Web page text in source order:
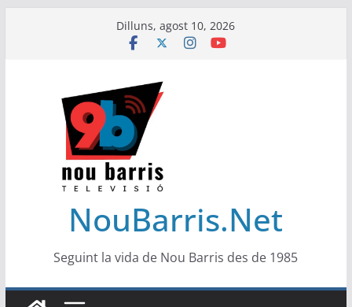
Dilluns, agost 10, 2026
NouBarris.Net
Seguint la vida de Nou Barris des de 1985